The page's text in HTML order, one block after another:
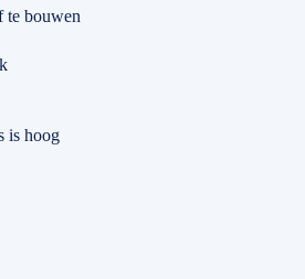
te bouwen
is hoog